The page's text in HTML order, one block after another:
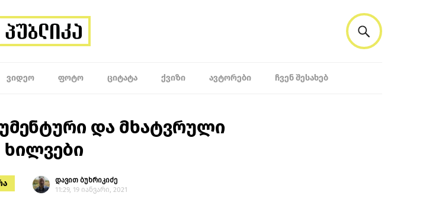
ᲕᲘᲓᲔᲝ ᲤᲝᲢᲝ ᲪᲘᲢᲐᲢᲐ ᲥᲕᲘᲖᲘ ᲐᲕᲢᲝᲠᲔᲑᲘ ᲩᲕᲔᲜ ᲨᲔᲡᲐᲮᲔᲑ
და მხატვრული
ხილვები
დავით ბუხრიკიძე
11:29, 19 იანვარი, 2021